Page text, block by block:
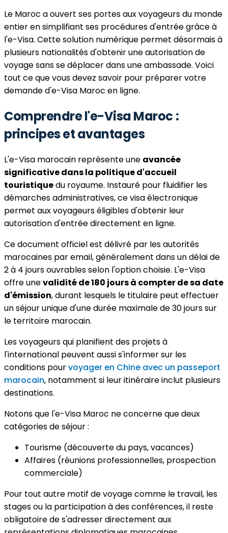
Le Maroc a ouvert ses portes aux voyageurs du monde
entier en simplifiant ses procédures d'entrée grâce à
l'e-Visa. Cette solution numérique permet désormais à
plusieurs nationalités d'obtenir une autorisation de
voyage sans se déplacer dans une ambassade. Voici
tout ce que vous devez savoir pour préparer votre
demande d'e-Visa Maroc en ligne.
Comprendre l'e-Visa Maroc :
principes et avantages
L'e-Visa marocain représente une avancée
significative dans la politique d'accueil
touristiquedu royaume. Instauré pour fluidifier les
démarches administratives, ce visa électronique
permet aux voyageurs éligibles d'obtenir leur
autorisation d'entrée directement en ligne.
Ce document officiel est délivré par les autorités
marocaines par email, généralement dans un délai de
2 à 4 jours ouvrables selon l'option choisie. L'e-Visa
offre unevalidité de 180 jours à compter de sa date
d'émission, durant lesquels le titulaire peut effectuer
un séjour unique d'une durée maximale de 30 jours sur
le territoire marocain.
Les voyageurs qui planifient des projets à
l'international peuvent aussi s'informer sur les
conditions pourvoyager en Chine avec un passeport
marocain, notamment si leur itinéraire inclut plusieurs
destinations.
Notons que l'e-Visa Maroc ne concerne que deux
catégories de séjour :
Tourisme (découverte du pays, vacances)
Affaires (réunions professionnelles, prospection
commerciale)
Pour tout autre motif de voyage comme le travail, les
stages ou la participation à des conférences, il reste
obligatoire de s'adresser directement aux